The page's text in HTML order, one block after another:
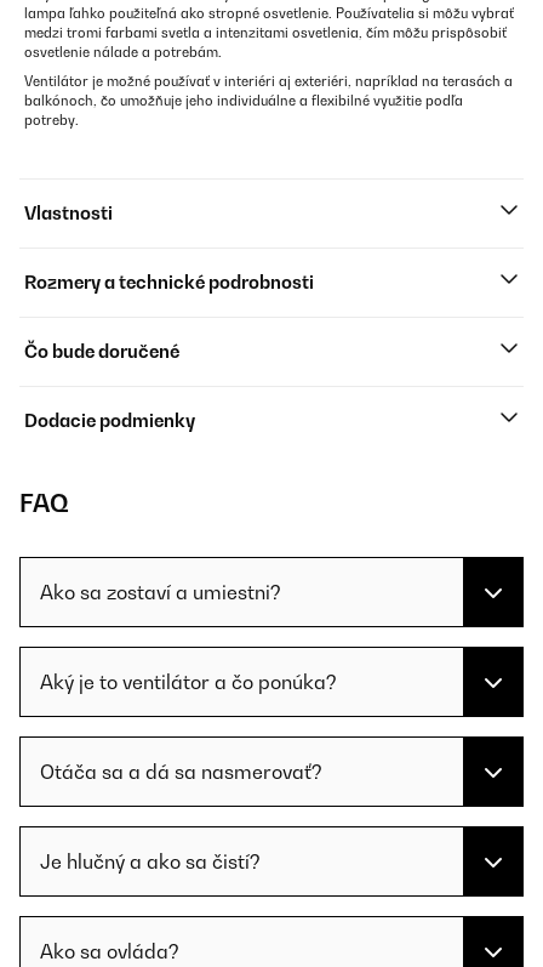
lampa ľahko použiteľná ako stropné osvetlenie. Používatelia si môžu vybrať
medzi tromi farbami svetla a intenzitami osvetlenia, čím môžu prispôsobiť
osvetlenie nálade a potrebám.
Ventilátor je možné používať v interiéri aj exteriéri, napríklad na terasách a
balkónoch, čo umožňuje jeho individuálne a flexibilné využitie podľa
potreby.
Vlastnosti
Rozmery a technické podrobnosti
Čo bude doručené
Dodacie podmienky
FAQ
Ako sa zostaví a umiestni?
Aký je to ventilátor a čo ponúka?
Otáča sa a dá sa nasmerovať?
Je hlučný a ako sa čistí?
Ako sa ovláda?